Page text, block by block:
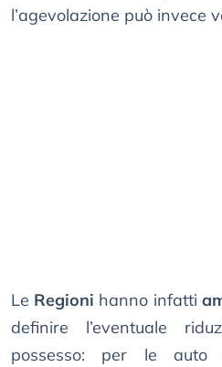
l’agevolazione può invece
Le Regioni hanno infatti
definire l’eventuale
possesso: per le auto